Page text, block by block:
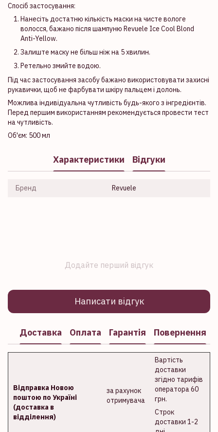
Спосіб застосування:
Нанесіть достатню кількість маски на чисте вологе
волосся, бажано після шампуню Revuele Ice Cool Blond
Anti-Yellow.
Залиште маску не більш ніж на 5 хвилин.
Ретельно змийте водою.
Під час застосування засобу бажано використовувати захисні
рукавички, щоб не фарбувати шкіру пальцем і долонь.
Можлива індивідуальна чутливість будь-якого з інгредієнтів.
Перед першим використанням рекомендується провести тест
на чутливість.
Об'єм: 500 мл
Характеристики Відгуки
Бренд Revuele
Додайте перший відгук
Написати відгук
Доставка Оплата Гарантія Повернення
Відправка Новою
поштою по Україні
(доставка в
відділення)
за рахунок
отримувача
Вартість
доставки
згідно тарифів
оператора 60
грн.
Строк
доставки 1-2